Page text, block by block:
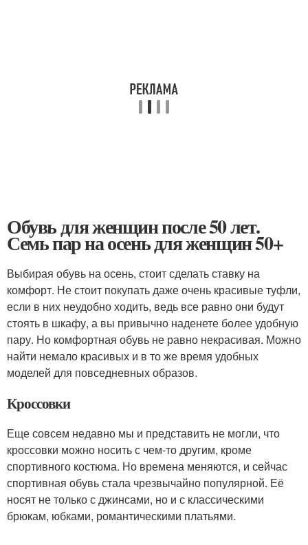
Обувь для женщин после 50 лет.
Семь пар на осень для женщин 50+
Выбирая обувь на осень, стоит сделать ставку на
комфорт. Не стоит покупать даже очень красивые туфли,
если в них неудобно ходить, ведь все равно они будут
стоять в шкафу, а вы привычно наденете более удобную
пару. Но комфортная обувь не равно некрасивая. Можно
найти немало красивых и в то же время удобных
моделей для повседневных образов.
Кроссовки
Еще совсем недавно мы и представить не могли, что
кроссовки можно носить с чем-то другим, кроме
спортивного костюма. Но времена меняются, и сейчас
спортивная обувь стала чрезвычайно популярной. Её
носят не только с джинсами, но и с классическими
брюкам, юбками, романтическими платьями.